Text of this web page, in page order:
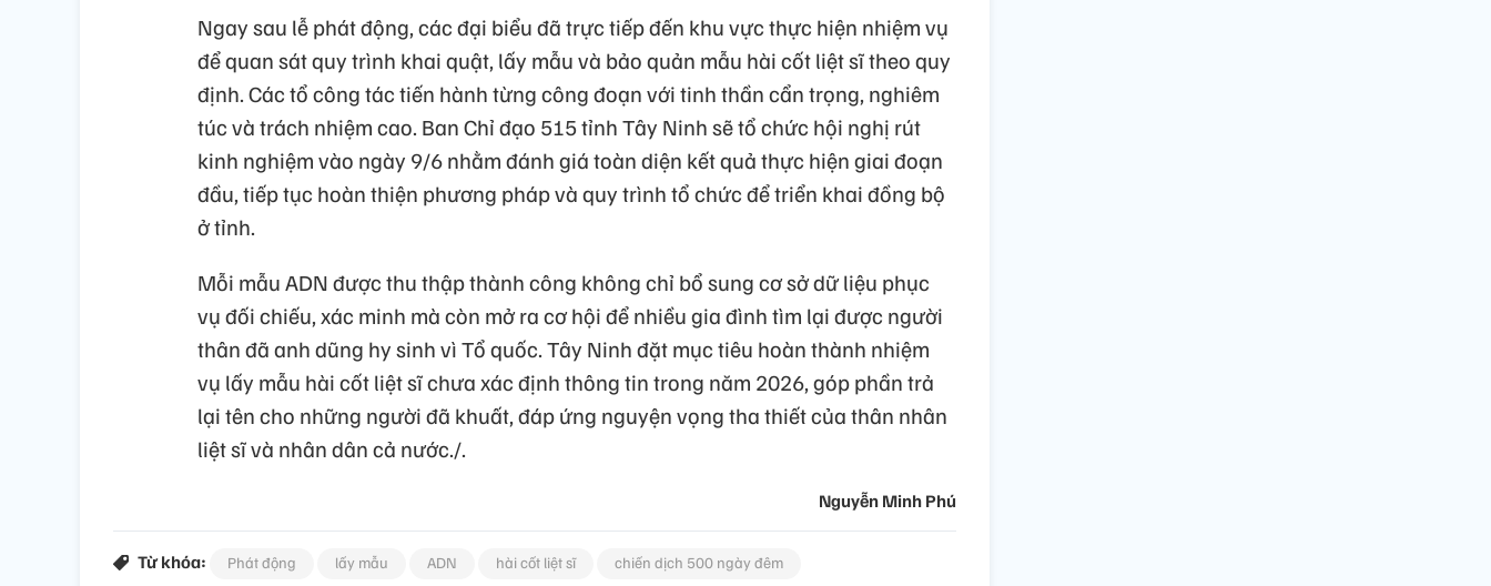
Ngay sau lễ phát động, các đại biểu đã trực tiếp đến khu vực thực hiện nhiệm vụ
để quan sát quy trình khai quật, lấy mẫu và bảo quản mẫu hài cốt liệt sĩ theo quy
định. Các tổ công tác tiến hành từng công đoạn với tinh thần cẩn trọng, nghiêm
túc và trách nhiệm cao. Ban Chỉ đạo 515 tỉnh Tây Ninh sẽ tổ chức hội nghị rút
kinh nghiệm vào ngày 9/6 nhằm đánh giá toàn diện kết quả thực hiện giai đoạn
đầu, tiếp tục hoàn thiện phương pháp và quy trình tổ chức để triển khai đồng bộ
ở tỉnh.
Mỗi mẫu ADN được thu thập thành công không chỉ bổ sung cơ sở dữ liệu phục
vụ đối chiếu, xác minh mà còn mở ra cơ hội để nhiều gia đình tìm lại được người
thân đã anh dũng hy sinh vì Tổ quốc. Tây Ninh đặt mục tiêu hoàn thành nhiệm
vụ lấy mẫu hài cốt liệt sĩ chưa xác định thông tin trong năm 2026, góp phần trả
lại tên cho những người đã khuất, đáp ứng nguyện vọng tha thiết của thân nhân
liệt sĩ và nhân dân cả nước./.
Nguyễn Minh Phú
Từ khóa: Phát động lấy mẫu ADN hài cốt liệt sĩ chiến dịch 500 ngày đêm